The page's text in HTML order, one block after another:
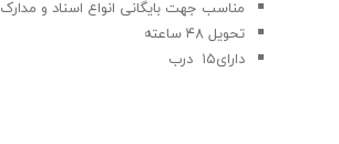
مناسب جهت بایگانی انواع اسناد و مدارک
تحویل ۴۸ ساعته
دارای۱۵ درب